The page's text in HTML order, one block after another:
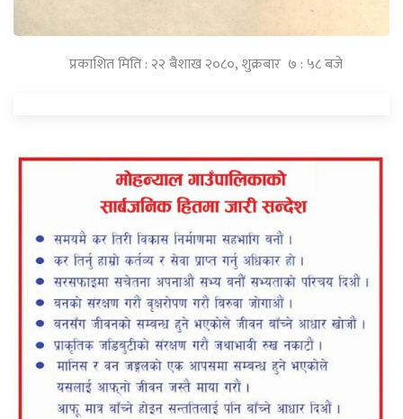
प्रकाशित मिति : २२ बैशाख २०८०, शुक्रबार ७ : ५८ बजे